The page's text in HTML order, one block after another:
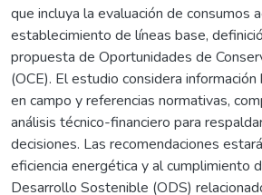
que incluya la evaluación de consumos
establecimiento de líneas base,
propuesta de Oportunidades de
(OCE). El estudio considera
en campo y referencias normativas,
análisis técnico-financiero para
decisiones. Las recomendaciones
eficiencia energética y al cumplimiento
Desarrollo Sostenible (ODS)